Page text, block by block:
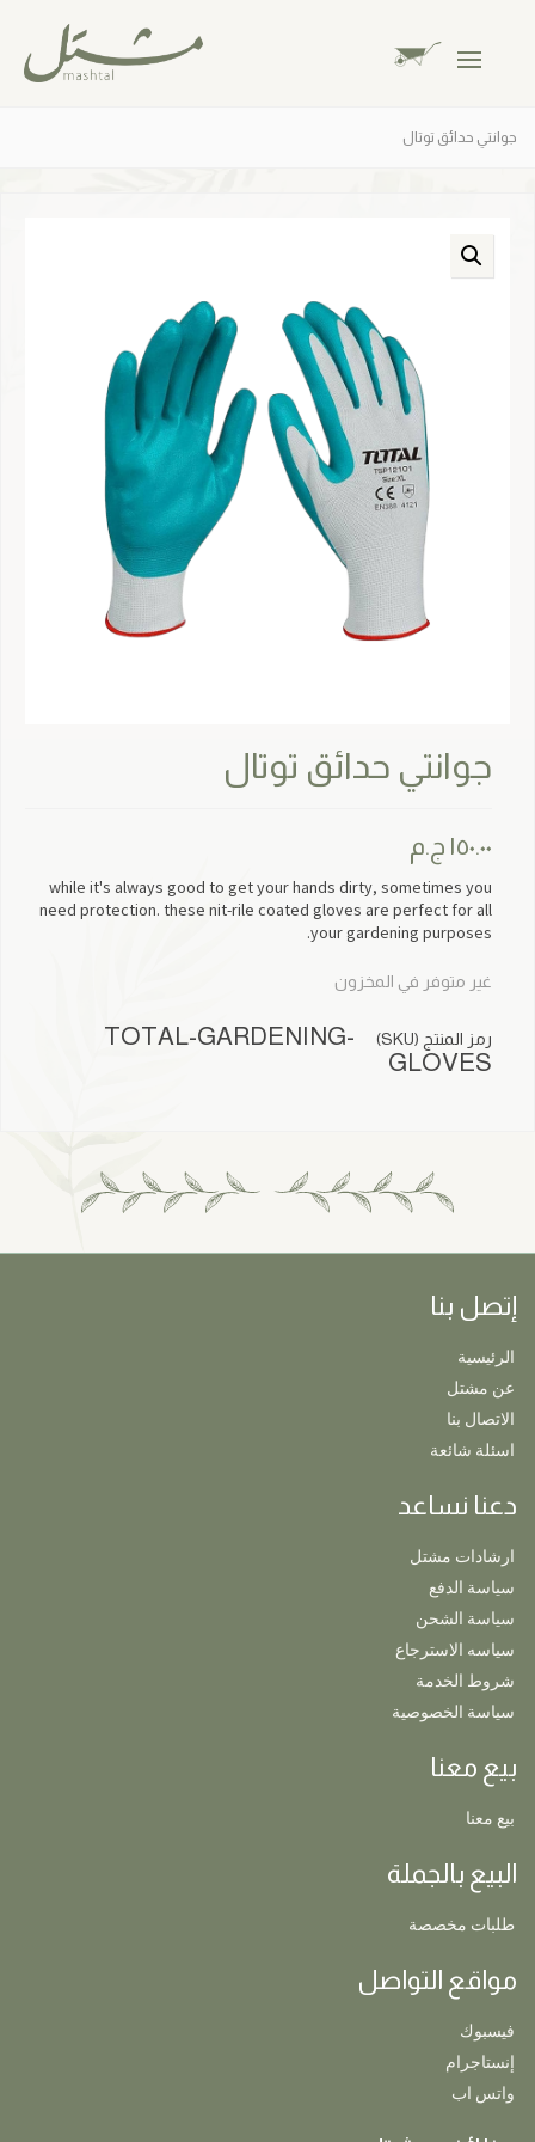
جوانتي حدائق توتال
جوانتي حدائق توتال
١٥٠.٠٠ ج.م
while it's always good to get your hands dirty, sometimes you
need protection. these nit-rile coated gloves are perfect for all
your gardening purposes.
غير متوفر في المخزون
رمز المنتج (SKU)
TOTAL-GARDENING-
GLOVES
إتصل بنا
الرئيسية
عن مشتل
الاتصال بنا
اسئلة شائعة
دعنا نساعد
ارشادات مشتل
سياسة الدفع
سياسة الشحن
سياسه الاسترجاع
شروط الخدمة
سياسة الخصوصية
بيع معنا
بيع معنا
البيع بالجملة
طلبات مخصصة
مواقع التواصل
فيسبوك
إنستاجرام
واتس اب